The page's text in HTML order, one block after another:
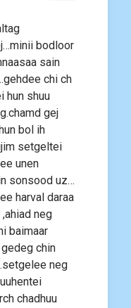
bodloor
sain
chi ch
hun shuu
gej
bol ih
setgeltei
unen
sonsood uz…
harval daraa
neg
baimaar
gedeg chin
neg
chadhuu